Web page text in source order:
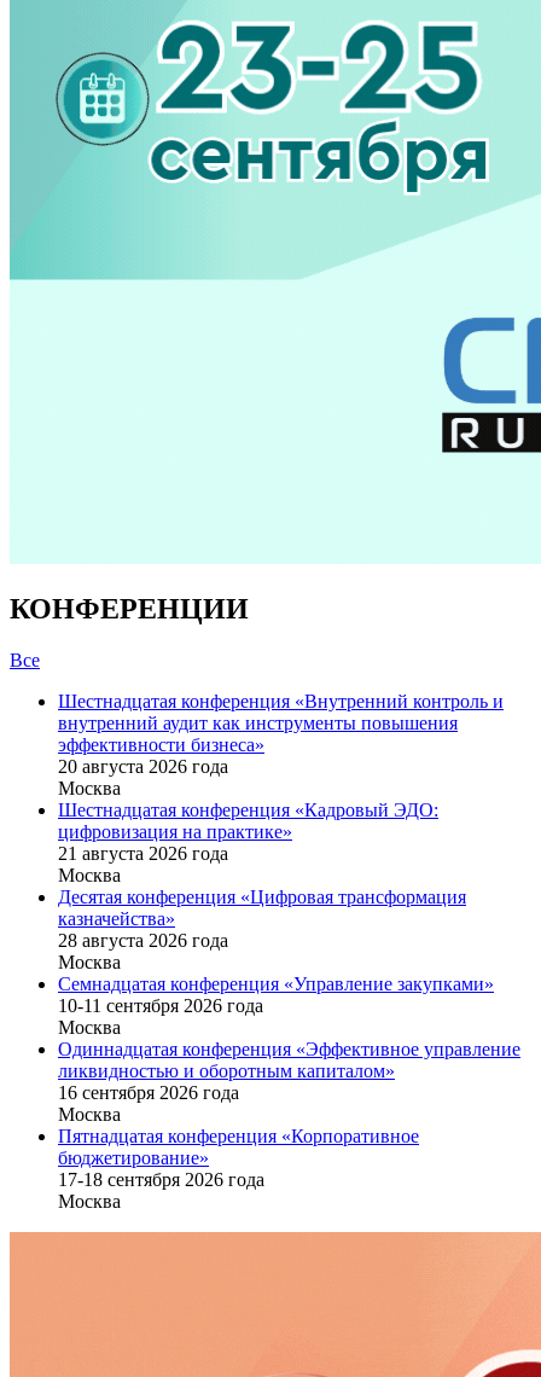
КОНФЕРЕНЦИИ
Все
Шестнадцатая конференция «Внутренний контроль и
внутренний аудит как инструменты повышения
эффективности бизнеса»
20 августа 2026 года
Москва
Шестнадцатая конференция «Кадровый ЭДО:
цифровизация на практике»
21 августа 2026 года
Москва
Десятая конференция «Цифровая трансформация
казначейства»
28 августа 2026 года
Москва
Семнадцатая конференция «Управление закупками»
10-11 сентября 2026 года
Москва
Одиннадцатая конференция «Эффективное управление
ликвидностью и оборотным капиталом»
16 cентября 2026 года
Москва
Пятнадцатая конференция «Корпоративное
бюджетирование»
17-18 сентября 2026 года
Москва